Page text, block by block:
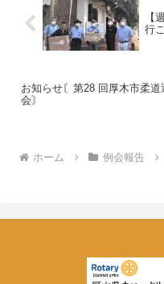
【
行
お知らせ〘第28 回厚木市柔道
会〙
ホーム 例会報告